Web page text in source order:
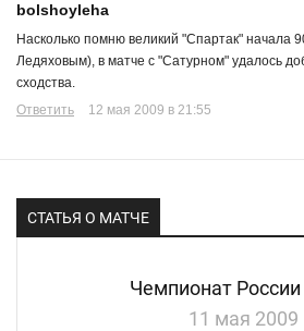
bolshoyleha
Насколько помню великий "Спартак" начала
Ледяховым), в матче с "Сатурном" удалось
сходства.
Ответить
12 мая 2009 в 21:55
СТАТЬЯ О МАТЧЕ
Чемпионат России
11 мая 2009